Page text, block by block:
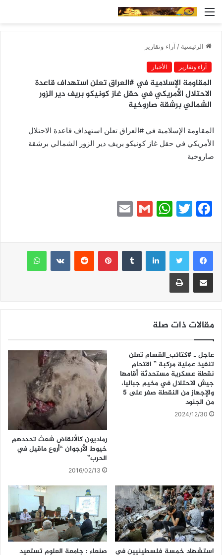
القائمة
الرئيسية / آراء وتقارير
آراء وتقارير الأخبار
المقاومة الإسلامية في #العراق تعلن استهداف قاعدة
الاحتلال الأمريكي في حقل غاز كونيكو بريف دير الزور
الشمالي برشقة صاروخية
المقاومة الإسلامية في #العراق تعلن استهداف قاعدة الاحتلال
الأمريكي في حقل غاز كونيكو بريف دير الزور الشمالي برشقة
صاروخية
F
c
e
b
o
o
k
T
itt
er
W
at
s
A
p
G
ai
l
ai
l
لينكدإن بينتيريست واتساب
مشاركة عبر البريد طباعة
مقالات ذات صلة
عاجل ـ #كتائب_القسام تعلن
تنفيذ عملية مركبة ” اقتحام
نقطة عسكرية مستحدثة أقامها
جيش الاحتلال في مخيم جباليا،
والإجهاز من النقطة صفر على 5
من الجنود
2024/12/30
رماديون كالأنقاض شعث تحددهم
خيوط الأرجوان “أروع ماقيل في
الحرب”
2016/02/13
استشهاد خمسة فلسطينيين في
صنعاء : جامعة العلوم تستعيد